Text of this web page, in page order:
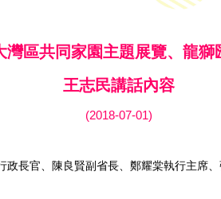
灣區共同家園主題展覽、龍獅
王志民講話內容
(2018-07-01)
長官、陳良賢副省長、鄭耀棠執行主席、